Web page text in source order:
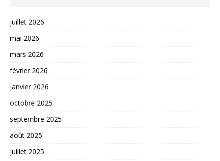
juillet 2026
mai 2026
mars 2026
février 2026
janvier 2026
octobre 2025
septembre 2025
août 2025
juillet 2025